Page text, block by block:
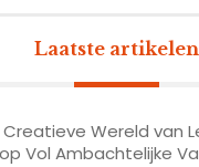
Laatste artikelen
Wereld van
Vol Ambachtelijke